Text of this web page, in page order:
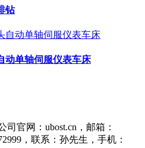
钻
动单轴伺服仪表车床
官网：ubost.cn，邮箱：
，联系：孙先生，手机：